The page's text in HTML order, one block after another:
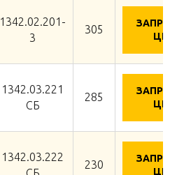
1342.02.201-
3
305
1342.03.221
СБ
285
1342.03.222
230